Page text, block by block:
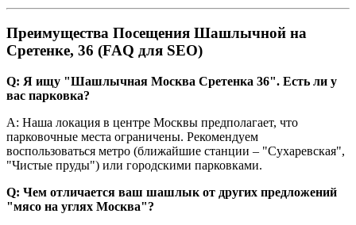
Преимущества Посещения Шашлычной на
Сретенке, 36 (FAQ для SEO)
Q: Я ищу "Шашлычная Москва Сретенка 36". Есть ли у
вас парковка?
A: Наша локация в центре Москвы предполагает, что
парковочные места ограничены. Рекомендуем
воспользоваться метро (ближайшие станции – "Сухаревская",
"Чистые пруды") или городскими парковками.
Q: Чем отличается ваш шашлык от других предложений
"мясо на углях Москва"?